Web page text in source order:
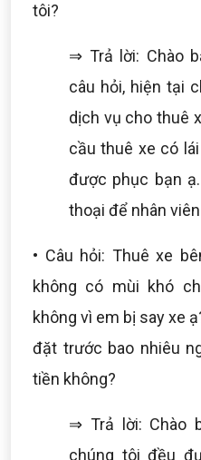
tôi?
⇒ Trả lời: Chào
câu hỏi, hiện tại
dịch vụ cho thuê
cầu thuê xe có
được phục bạn
thoại để nhân
• Câu hỏi: Thuê xe
không có mùi khó
không vì em bị say xe
đặt trước bao nhiêu
tiền không?
⇒ Trả lời: Chào
chúng tôi đều